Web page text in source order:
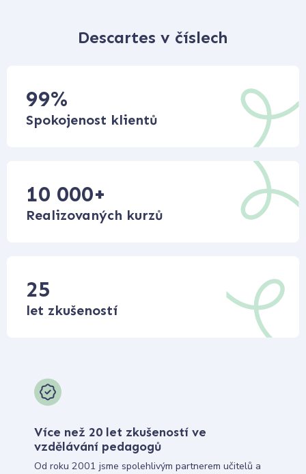
Descartes v číslech
99%
Spokojenost klientů
10 000+
Realizovaných kurzů
25
let zkušeností
Více než 20 let zkušeností ve
vzdělávání pedagogů
Od roku 2001 jsme spolehlivým partnerem učitelů a